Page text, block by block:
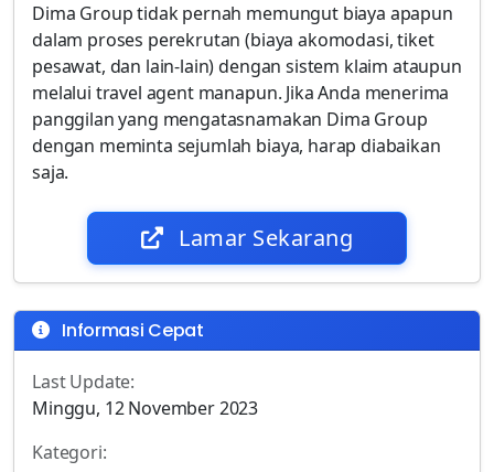
Dima Group tidak pernah memungut biaya apapun
dalam proses perekrutan (biaya akomodasi, tiket
pesawat, dan lain-lain) dengan sistem klaim ataupun
melalui travel agent manapun. Jika Anda menerima
panggilan yang mengatasnamakan Dima Group
dengan meminta sejumlah biaya, harap diabaikan
saja.
Lamar Sekarang
Informasi Cepat
Last Update:
Minggu, 12 November 2023
Kategori: